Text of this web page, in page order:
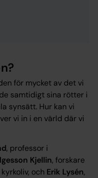
för mycket av det vi
samtidigt sina rötter i
synsätt. Hur kan vi
vi in i en värld där vi
, professor i
Kjellin, forskare
och Erik Lysén,